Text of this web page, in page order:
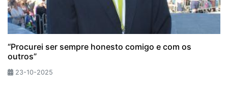
“Procurei ser sempre honesto comigo e com os
outros”
23-10-2025